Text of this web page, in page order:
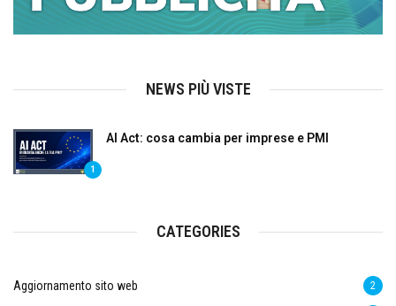
NEWS PIÙ VISTE
1
AI Act: cosa cambia per imprese e PMI
CATEGORIES
Aggiornamento sito web 2